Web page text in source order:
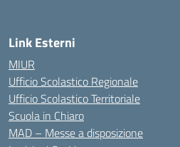
Link Esterni
MIUR
Ufficio Scolastico Regionale
Ufficio Scolastico Territoriale
Scuola in Chiaro
MAD – Messe a disposizione